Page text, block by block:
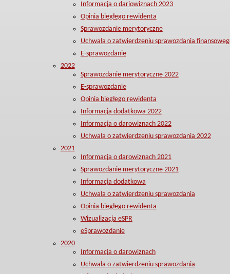
Informacja o dariowiznach 2023
Opinia biegłego rewidenta
Sprawozdanie merytoryczne
Uchwała o zatwierdzeniu sprawozdania
E-sprawozdanie
2022
Sprawozdanie merytoryczne 2022
E-sprawozdanie
Opinia biegłego rewidenta
Informacja dodatkowa 2022
Informacja o darowiznach 2022
Uchwała o zatwierdzeniu sprawozdania 2022
2021
Informacja o darowiznach 2021
Sprawozdanie merytoryczne 2021
Informacja dodatkowa
Uchwała o zatwierdzeniu sprawozdania
Opinia biegłego rewidenta
Wizualizacja eSPR
eSprawozdanie
2020
Informacja o darowiznach
Uchwała o zatwierdzeniu sprawozdania